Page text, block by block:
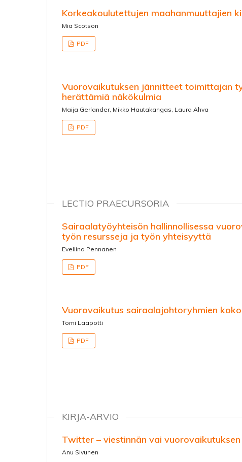
Korkeakoulutettujen maahanmuuttajien
Mia Scotson
PDF
Vuorovaikutuksen jännitteet toimittajan
herättämiä näkökulmia
Maija Gerlander, Mikko Hautakangas, Laura Ahva
PDF
LECTIO PRAECURSORIA
Sairaalatyöyhteisön hallinnollisessa
työn resursseja ja työn yhteisyyttä
Eveliina Pennanen
PDF
Vuorovaikutus sairaalajohtoryhmien
Tomi Laapotti
PDF
KIRJA-ARVIO
Twitter – viestinnän vai
Anu Sivunen